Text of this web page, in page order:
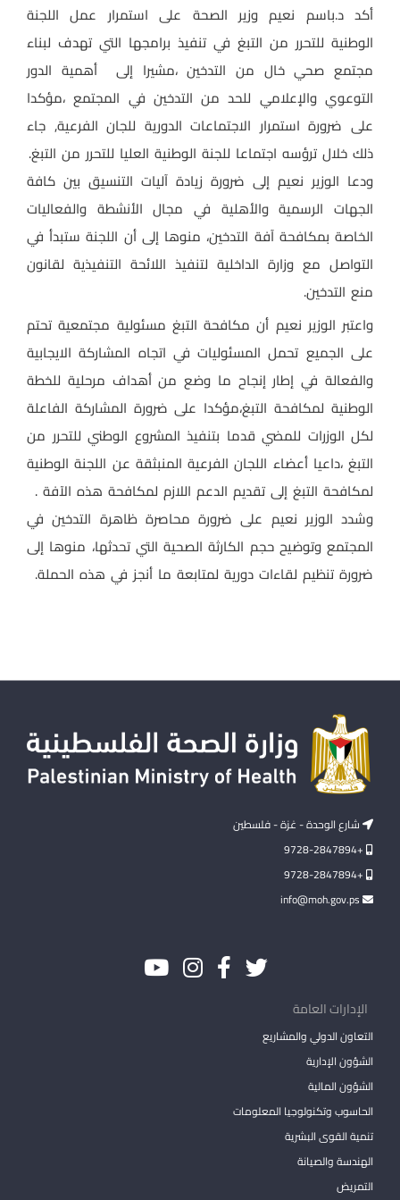
أكد د.باسم نعيم وزير الصحة على استمرار عمل اللجنة
الوطنية للتحرر من التبغ في تنفيذ برامجها التي تهدف لبناء
مجتمع صحي خال من التدخين ،مشيرا إلى أهمية الدور
التوعوي والإعلامي للحد من التدخين في المجتمع ،مؤكدا
على ضرورة استمرار الاجتماعات الدورية للجان الفرعية, جاء
ذلك خلال ترؤسه اجتماعا للجنة الوطنية العليا للتحرر من التبغ.
ودعا الوزير نعيم إلى ضرورة زيادة آليات التنسيق بين كافة
الجهات الرسمية والأهلية في مجال الأنشطة والفعاليات
الخاصة بمكافحة آفة التدخين، منوها إلى أن اللجنة ستبدأ في
التواصل مع وزارة الداخلية لتنفيذ اللائحة التنفيذية لقانون
منع التدخين.
واعتبر الوزير نعيم أن مكافحة التبغ مسئولية مجتمعية تحتم
على الجميع تحمل المسئوليات في اتجاه المشاركة الايجابية
والفعالة في إطار إنجاح ما وضع من أهداف مرحلية للخطة
الوطنية لمكافحة التبغ،مؤكدا على ضرورة المشاركة الفاعلة
لكل الوزرات للمضي قدما بتنفيذ المشروع الوطني للتحرر من
التبغ ،داعيا أعضاء اللجان الفرعية المنبثقة عن اللجنة الوطنية
لمكافحة التبغ إلى تقديم الدعم اللازم لمكافحة هذه الآفة .
وشدد الوزير نعيم على ضرورة محاصرة ظاهرة التدخين في
المجتمع وتوضيح حجم الكارثة الصحية التي تحدثها، منوها إلى
ضرورة تنظيم لقاءات دورية لمتابعة ما أنجز في هذه الحملة.
شارع الوحدة - غزة - فلسطين
+9728-2847894
+9728-2847894
الإدارات العامة
التعاون الدولي والمشاريع
الشؤون الإدارية
الشؤون المالية
الحاسوب وتكنولوجيا المعلومات
تنمية القوى البشرية
الهندسة والصيانة
التمريض